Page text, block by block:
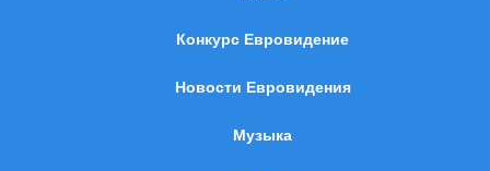
Конкурс Евровидение
Новости Евровидения
Музыка